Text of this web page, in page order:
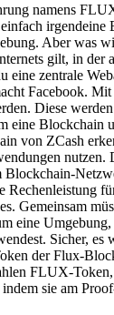
namens
Aber was
gilt, in
eine zentrale
Facebook.
Diese
eine
von ZCash
Gemeinsam
eine
Sicher,
der Flux-
FLUX-
sie am